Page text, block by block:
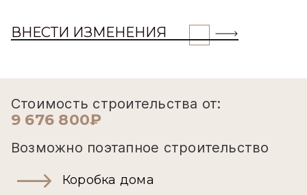
ВНЕСТИ ИЗМЕНЕНИЯ
Стоимость строительства от:
9 676 800₽
Возможно поэтапное строительство
Коробка дома